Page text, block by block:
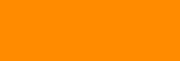
Perte des avantages fiscaux du PEA mais
L’antériorité minimale ouvrant droit à l’exonération